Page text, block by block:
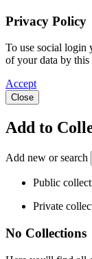
Privacy Policy
To use social login
of your data by
Accept
Close
Add to
Add new or search
Public
Private
No Collections